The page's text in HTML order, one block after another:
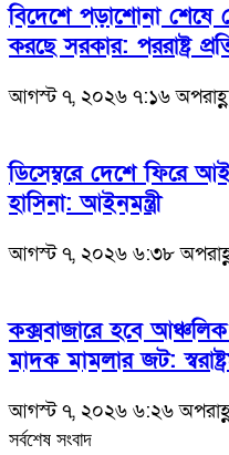
বিদেশে পড়াশোনা শেষে
করছে সরকার: পররাষ্ট্র
আগস্ট ৭, ২০২৬ ৭:১৬ অপরাহ্ণ
ডিসেম্বরে দেশে ফিরে
হাসিনা: আইনমন্ত্রী
আগস্ট ৭, ২০২৬ ৬:৩৮
কক্সবাজারে হবে
মাদক মামলার জট:
আগস্ট ৭, ২০২৬ ৬:২৬
সর্বশেষ সংবাদ